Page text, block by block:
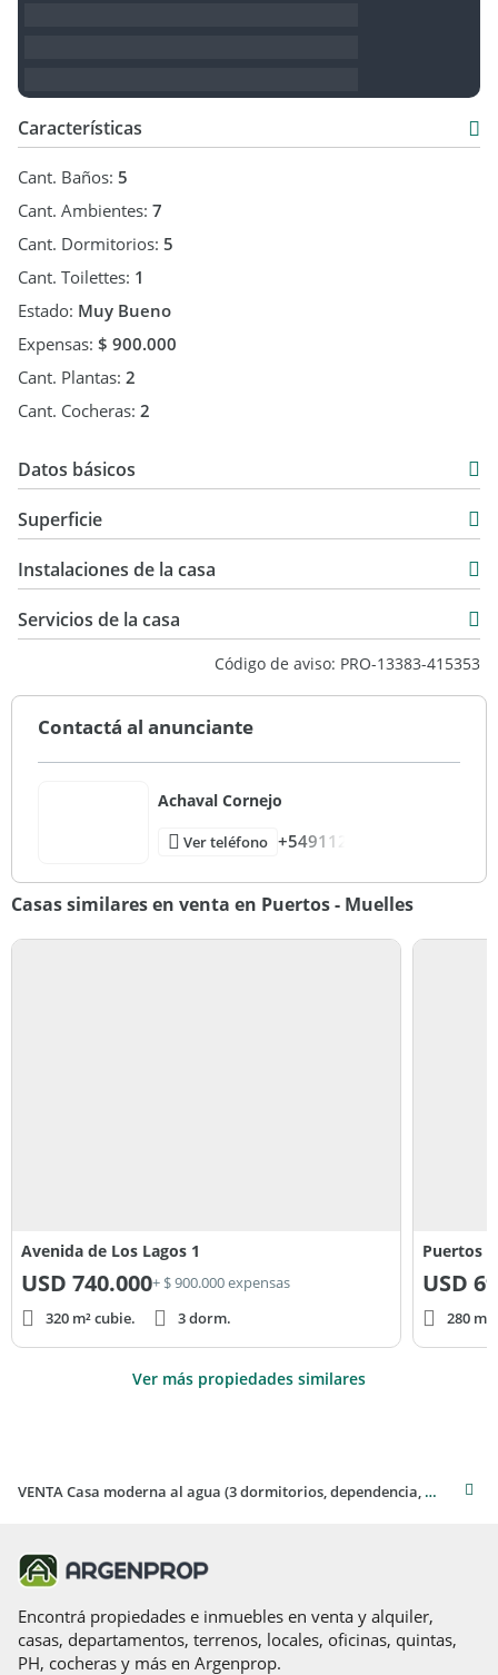
Características
Cant. Baños: 5
Cant. Ambientes: 7
Cant. Dormitorios: 5
Cant. Toilettes: 1
Estado: Muy Bueno
Expensas: $ 900.000
Cant. Plantas: 2
Cant. Cocheras: 2
Datos básicos
Venta
USD 650.000
Superficie
1.028 m2
290 m2
Instalaciones de la casa
Servicios de la casa
Código de aviso: PRO-13383-415353
Contactá al anunciante
Achaval Cornejo
Ver teléfono +549112
Casas similares en venta en Puertos - Muelles
Avenida de Los Lagos 1
USD 740.000+ $ 900.000 expensas
320 m² cubie.
3 dorm.
Puertos
USD
280
Ver más propiedades similares
VENTA Casa moderna al agua (3 dormitorios, dependencia, pileta) con renta
Encontrá propiedades e inmuebles en venta y alquiler,
casas, departamentos, terrenos, locales, oficinas, quintas,
PH, cocheras y más en Argenprop.